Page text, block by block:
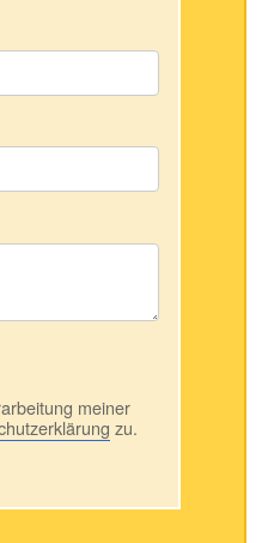
meiner
zu.